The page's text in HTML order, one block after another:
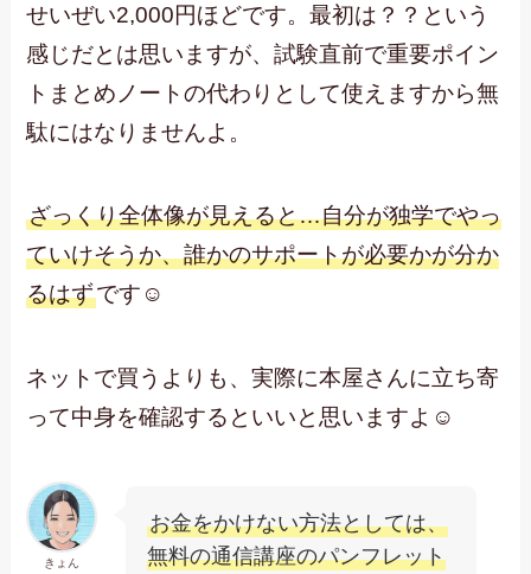
せいぜい2,000円ほどです。最初は？？という
感じだとは思いますが、試験直前で重要ポイン
トまとめノートの代わりとして使えますから無
駄にはなりませんよ。
ざっくり全体像が見えると…自分が独学でやっ
ていけそうか、誰かのサポートが必要かが分か
るはずです☺
ネットで買うよりも、実際に本屋さんに立ち寄
って中身を確認するといいと思いますよ☺
きょん
お金をかけない方法としては、
無料の通信講座のパンフレット